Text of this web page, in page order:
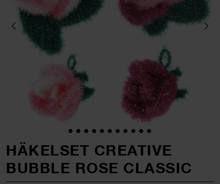
HÄKELSET CREATIVE
BUBBLE ROSE CLASSIC